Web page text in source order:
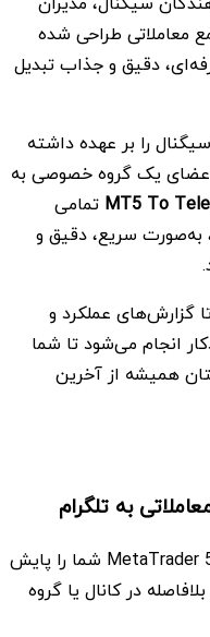
معاملاتی طراحی شده
دقیق و جذاب تبدیل
فرقی نمی‌کند مدیریت یک کانال VIP سیگنال را بر عهده داشته
اعضای یک گروه خصوصی به
MT5 To تمامی
به‌صورت سریع، دقیق و
گزارش‌های عملکرد و
انجام می‌شود تا شما
همیشه از آخرین
به تلگرام
این اکسپرت به‌صورت مداوم حساب MetaTrader 5 شما را پایش
در کانال یا گروه